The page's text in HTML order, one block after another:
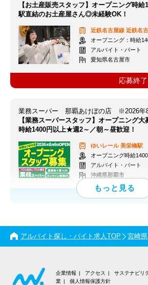
【お土産販売スタッフ】オープニング時
駅直結のお土産屋さん◎未経験OK！
近鉄名古屋線 近鉄名
オープニング：時給1400円 通
アルバイト・パート
愛知県名古屋市
応募終
【業務スーパースタッフ】オープニング
時給1400円以上★週2～／朝～昼歓迎！
ゆいレール美栄橋駅
オープニング時給1400円（通
アルバイト・パート
沖縄県那覇市
アルバイト探し・バイト求人TOP 宮崎県
企業情報 アクセス サステナビリ
業
個人情報保護方針